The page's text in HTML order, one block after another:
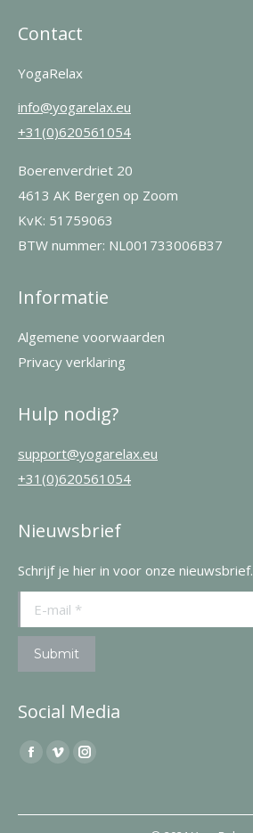
Contact
YogaRelax
info@yogarelax.eu
+31(0)620561054
Boerenverdriet 20
4613 AK Bergen op Zoom
KvK: 51759063
BTW nummer: NL001733006B37
Informatie
Algemene voorwaarden
Privacy verklaring
Hulp nodig?
support@yogarelax.eu
+31(0)620561054
Nieuwsbrief
Schrijf je hier in voor onze nieuwsbrief.
E-mail *
Submit
Social Media
Find us on:
Facebook
VimeoInstagram